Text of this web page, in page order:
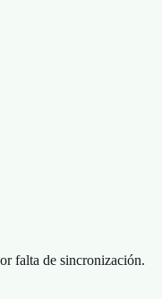
falta de sincronización.